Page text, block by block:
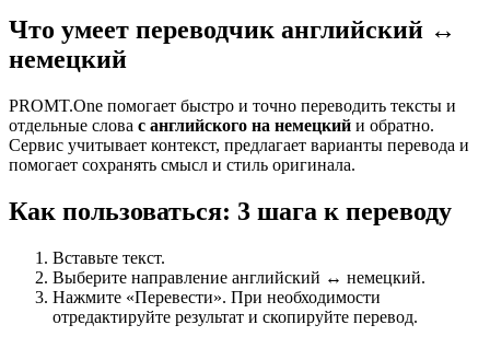
Что умеет переводчик английский ↔
немецкий
PROMT.One помогает быстро и точно переводить тексты и
отдельные слова с английского на немецкий и обратно.
Сервис учитывает контекст, предлагает варианты перевода и
помогает сохранять смысл и стиль оригинала.
Как пользоваться: 3 шага к переводу
Вставьте текст.
Выберите направление английский ↔ немецкий.
Нажмите «Перевести». При необходимости
отредактируйте результат и скопируйте перевод.